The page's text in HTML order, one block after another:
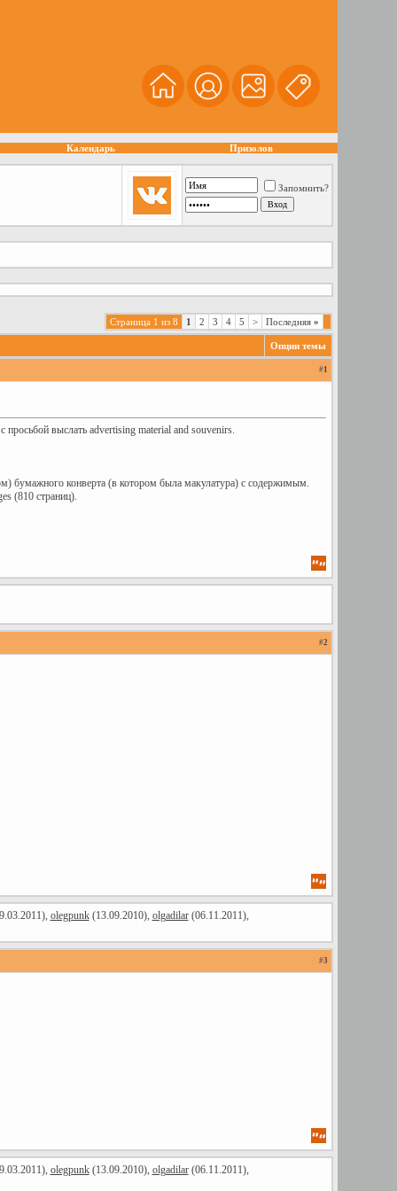
Календарь Призолов
Запомнить?
Страница 1 из 8 1 2 3 4 5 > Последняя»
Опции темы
#1
просьбой выслать advertising material and souvenirs.
бумажного конверта (в котором была макулатура) с содержимым.
(810 страниц).
#2
olegpunk(13.09.2010), olgadilar(06.11.2011),
#3
olegpunk(13.09.2010), olgadilar(06.11.2011),